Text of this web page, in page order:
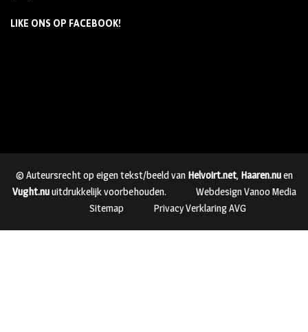
LIKE ONS OP FACEBOOK!
© Auteursrecht op eigen tekst/beeld van Helvoirt.net, Haaren.nuen
Vught.nuuitdrukkelijk voorbehouden.
Webdesign Vanoo Media
Sitemap
Privacy Verklaring AVG